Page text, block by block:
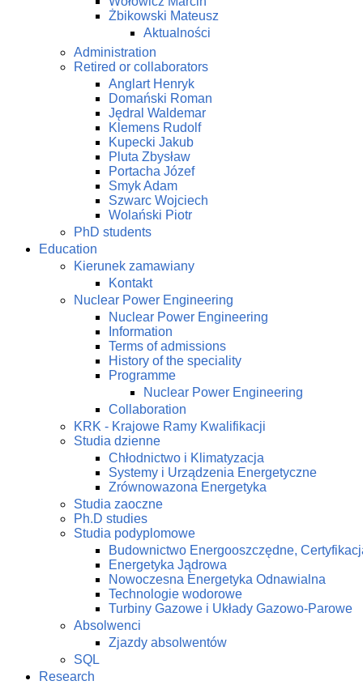
Żbikowski Mateusz
Aktualności
Administration
Retired or collaborators
Anglart Henryk
Domański Roman
Jędral Waldemar
Klemens Rudolf
Kupecki Jakub
Pluta Zbysław
Portacha Józef
Smyk Adam
Szwarc Wojciech
Wolański Piotr
PhD students
Education
Kierunek zamawiany
Kontakt
Nuclear Power Engineering
Nuclear Power Engineering
Information
Terms of admissions
History of the speciality
Programme
Nuclear Power Engineering
Collaboration
KRK - Krajowe Ramy Kwalifikacji
Studia dzienne
Chłodnictwo i Klimatyzacja
Systemy i Urządzenia Energetyczne
Zrównowazona Energetyka
Studia zaoczne
Ph.D studies
Studia podyplomowe
Budownictwo Energooszczędne,
Energetyka Jądrowa
Nowoczesna Energetyka Odnawialna
Technologie wodorowe
Turbiny Gazowe i Układy Gazowo-Parowe
Absolwenci
Zjazdy absolwentów
SQL
Research